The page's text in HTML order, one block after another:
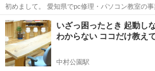
初めまして。 愛知県でpc修理・パソコン教室の事業を営んでおります
【TETOLI】代表の衛藤と申します。 他掲示板でのオンラインpc授業
が非常にご好評でしたので、この度ジモティーで
す。 ジ...
愛知 名古屋市 Windows総合 オンライ
いざっ困ったとき 起動し
わからない ココだけ教え
中村公園駅